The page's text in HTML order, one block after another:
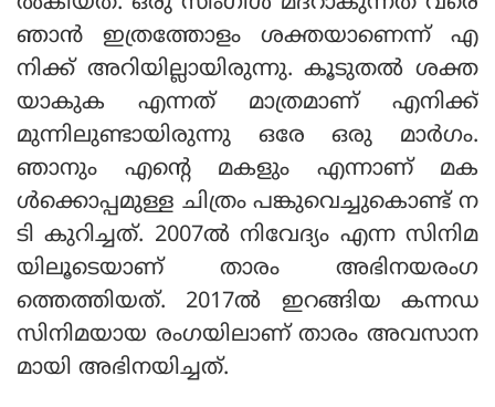
ഞാന്‍ ഇത്രത്തോളം ശക്തയാണെന്ന് എ
നിക്ക് അറിയില്ലായിരുന്നു. കൂടുതല്‍ ശക്ത
യാകുക എന്നത് മാത്രമാണ് എനിക്ക്
മുന്നിലുണ്ടായിരുന്നു ഒരേ ഒരു മാര്‍ഗം.
ഞാനും എന്റെ മകളും എന്നാണ് മക
ള്‍ക്കൊപ്പമുള്ള ചിത്രം പങ്കുവെച്ചുകൊണ്ട് ന
ടി കുറിച്ചത്. 2007ല്‍ നിവേദ്യം എന്ന സിനിമ
യിലൂടെയാണ് താരം അഭിനയരംഗ
ത്തെത്തിയത്. 2017ല്‍ ഇറങ്ങിയ കന്നഡ
സിനിമയായ രംഗയിലാണ് താരം അവസാന
മായി അഭിനയിച്ചത്.